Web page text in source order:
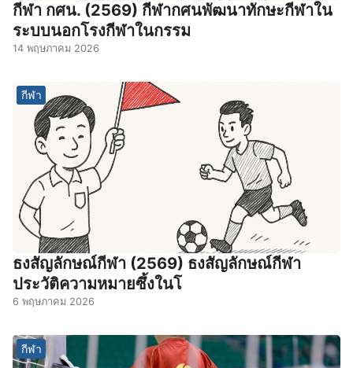
กีฬา กศน. (2569) กีฬากศนพัฒนาทักษะกีฬาใน
ระบบนอกโรงกีฬาในกรรม
14 พฤษภาคม 2026
กีฬา
ธงสัญลักษณ์กีฬา (2569) ธงสัญลักษณ์กีฬา
ประวัติความหมายซึ้งในโ
6 พฤษภาคม 2026
กีฬา